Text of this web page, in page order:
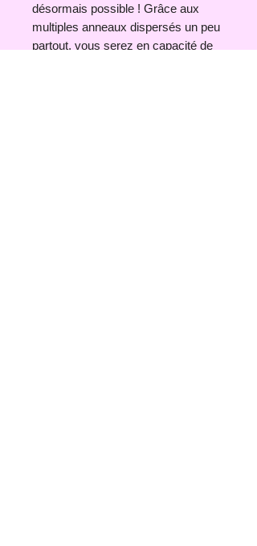
désormais possible ! Grâce aux
multiples anneaux dispersés un peu
partout, vous serez en capacité de